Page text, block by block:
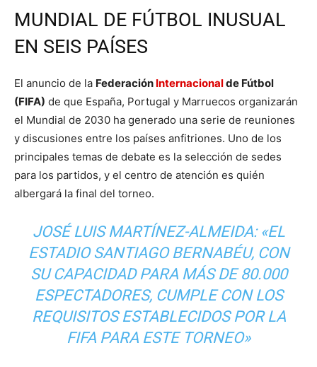
MUNDIAL DE FÚTBOL INUSUAL
EN SEIS PAÍSES
El anuncio de la Federación Internacionalde Fútbol
(FIFA) de que España, Portugal y Marruecos organizarán
el Mundial de 2030 ha generado una serie de reuniones
y discusiones entre los países anfitriones. Uno de los
principales temas de debate es la selección de sedes
para los partidos, y el centro de atención es quién
albergará la final del torneo.
JOSÉ LUIS MARTÍNEZ-ALMEIDA: «EL
ESTADIO SANTIAGO BERNABÉU, CON
SU CAPACIDAD PARA MÁS DE 80.000
ESPECTADORES, CUMPLE CON LOS
REQUISITOS ESTABLECIDOS POR LA
FIFA PARA ESTE TORNEO»